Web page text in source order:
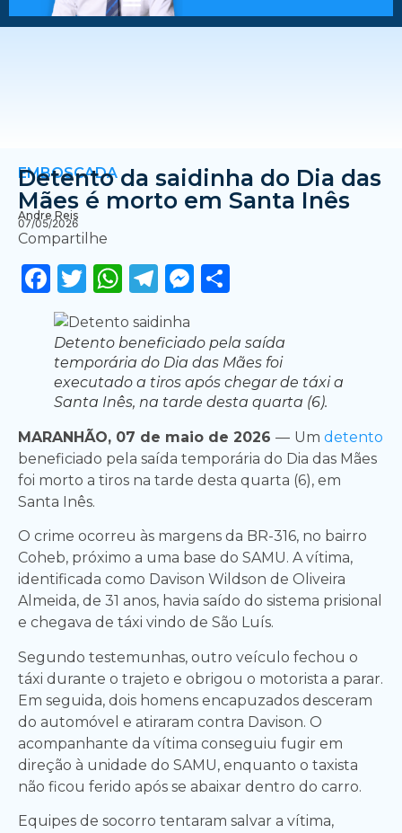
EMBOSCADA
Detento da saidinha do Dia das
Mães é morto em Santa Inês
Andre Reis
07/05/2026
Compartilhe
Facebook
Twitter
WhatsApp
Telegram
Messenger
Detento beneficiado pela saída
temporária do Dia das Mães foi
executado a tiros após chegar de táxi a
Santa Inês, na tarde desta quarta (6).
MARANHÃO, 07 de maio de 2026 — Um detento
beneficiado pela saída temporária do Dia das Mães
foi morto a tiros na tarde desta quarta (6), em
Santa Inês.
O crime ocorreu às margens da BR-316, no bairro
Coheb, próximo a uma base do SAMU. A vítima,
identificada como Davison Wildson de Oliveira
Almeida, de 31 anos, havia saído do sistema prisional
e chegava de táxi vindo de São Luís.
Segundo testemunhas, outro veículo fechou o
táxi durante o trajeto e obrigou o motorista a parar.
Em seguida, dois homens encapuzados desceram
do automóvel e atiraram contra Davison. O
acompanhante da vítima conseguiu fugir em
direção à unidade do SAMU, enquanto o taxista
não ficou ferido após se abaixar dentro do carro.
Equipes de socorro tentaram salvar a vítima,